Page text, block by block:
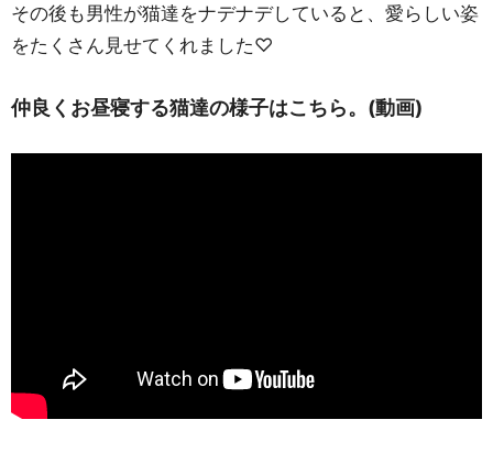
その後も男性が猫達をナデナデしていると、愛らしい姿
をたくさん見せてくれました♡
仲良くお昼寝する猫達の様子はこちら。(動画)